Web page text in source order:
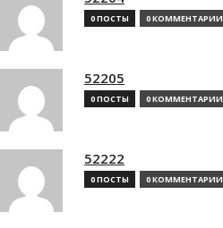
0 ПОСТЫ 0 КОММЕНТАРИИ
52205
0 ПОСТЫ 0 КОММЕНТАРИИ
52222
0 ПОСТЫ 0 КОММЕНТАРИИ